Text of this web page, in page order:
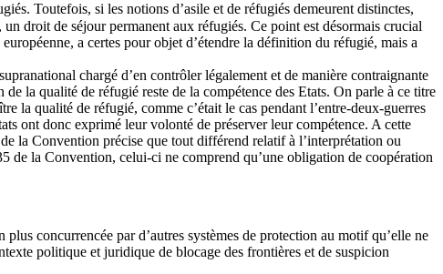
Toutefois, si les notions d’asile et de réfugiés demeurent distinctes,
droit de séjour permanent aux réfugiés. Ce point est désormais crucial
a certes pour objet d’étendre la définition du réfugié, mais a
chargé d’en contrôler légalement et de manière contraignante
la qualité de réfugié reste de la compétence des Etats. On parle à ce titre
la qualité de réfugié, comme c’était le cas pendant l’entre-deux-guerres
ont donc exprimé leur volonté de préserver leur compétence. A cette
la Convention précise que tout différend relatif à l’interprétation ou
de la Convention, celui-ci ne comprend qu’une obligation de coopération
concurrencée par d’autres systèmes de protection au motif qu’elle ne
politique et juridique de blocage des frontières et de suspicion